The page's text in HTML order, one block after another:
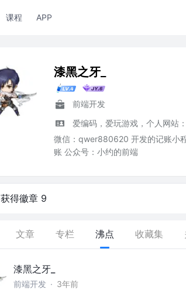
课程 APP
漆黑之牙_
前端开发
爱编码，爱玩游戏，个人网站
微信：qwer880620 开发的记账小
账 公众号：小约的前端
获得徽章 9
文章 专栏 沸点 收藏集
漆黑之牙_
前端开发 · 3年前